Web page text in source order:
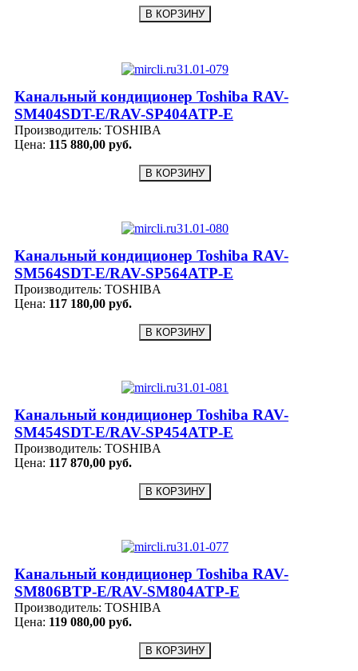
Канальный кондиционер Toshiba RAV-
SM404SDT-E/RAV-SP404ATP-E
Производитель: TOSHIBA
Цена: 115 880,00 руб.
Канальный кондиционер Toshiba RAV-
SM564SDT-E/RAV-SP564ATP-E
Производитель: TOSHIBA
Цена: 117 180,00 руб.
Канальный кондиционер Toshiba RAV-
SM454SDT-E/RAV-SP454ATP-E
Производитель: TOSHIBA
Цена: 117 870,00 руб.
Канальный кондиционер Toshiba RAV-
SM806BTP-E/RAV-SM804ATP-E
Производитель: TOSHIBA
Цена: 119 080,00 руб.